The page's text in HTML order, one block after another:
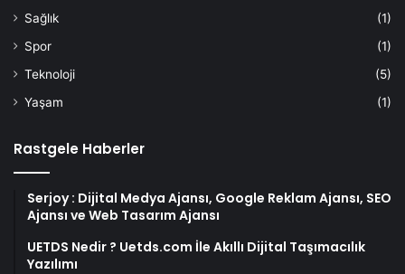
Sağlık
(1)
Spor
(1)
Teknoloji
(5)
Yaşam
(1)
Rastgele Haberler
Serjoy : Dijital Medya Ajansı, Google Reklam Ajansı, SEO
Ajansı ve Web Tasarım Ajansı
UETDS Nedir ? Uetds.com İle Akıllı Dijital Taşımacılık
Yazılımı